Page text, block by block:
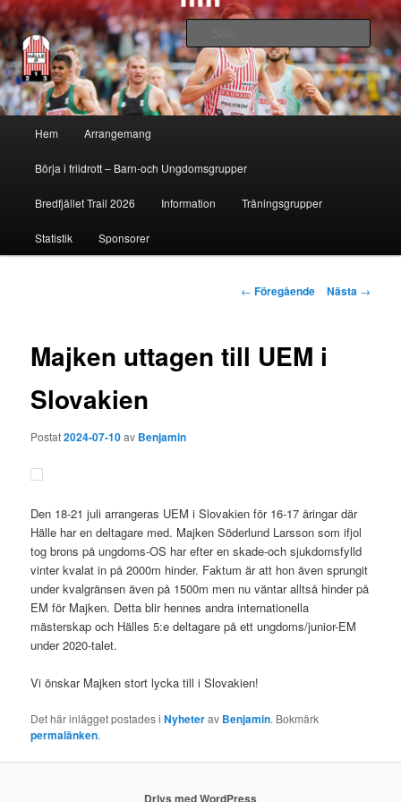
Hälle IF
Sök
Hoppa
till
huvudinnehåll
Hem Arrangemang
Börja i friidrott – Barn-och Ungdomsgrupper
Bredfjället Trail 2026 Information Träningsgrupper
Statistik Sponsorer
Inläggsnavigering
← Föregående Nästa →
Majken uttagen till UEM i
Slovakien
Postat2024-07-10av Benjamin
Den 18-21 juli arrangeras UEM i Slovakien för 16-17 åringar där
Hälle har en deltagare med. Majken Söderlund Larsson som ifjol
tog brons på ungdoms-OS har efter en skade-och sjukdomsfylld
vinter kvalat in på 2000m hinder. Faktum är att hon även sprungit
under kvalgränsen även på 1500m men nu väntar alltså hinder på
EM för Majken. Detta blir hennes andra internationella
mästerskap och Hälles 5:e deltagare på ett ungdoms/junior-EM
under 2020-talet.
Vi önskar Majken stort lycka till i Slovakien!
Det här inlägget postades iNyheterav Benjamin. Bokmärk
permalänken.
Drivs med WordPress